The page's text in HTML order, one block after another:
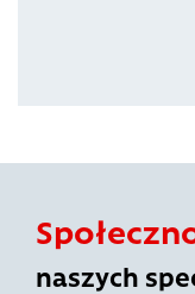
naszych